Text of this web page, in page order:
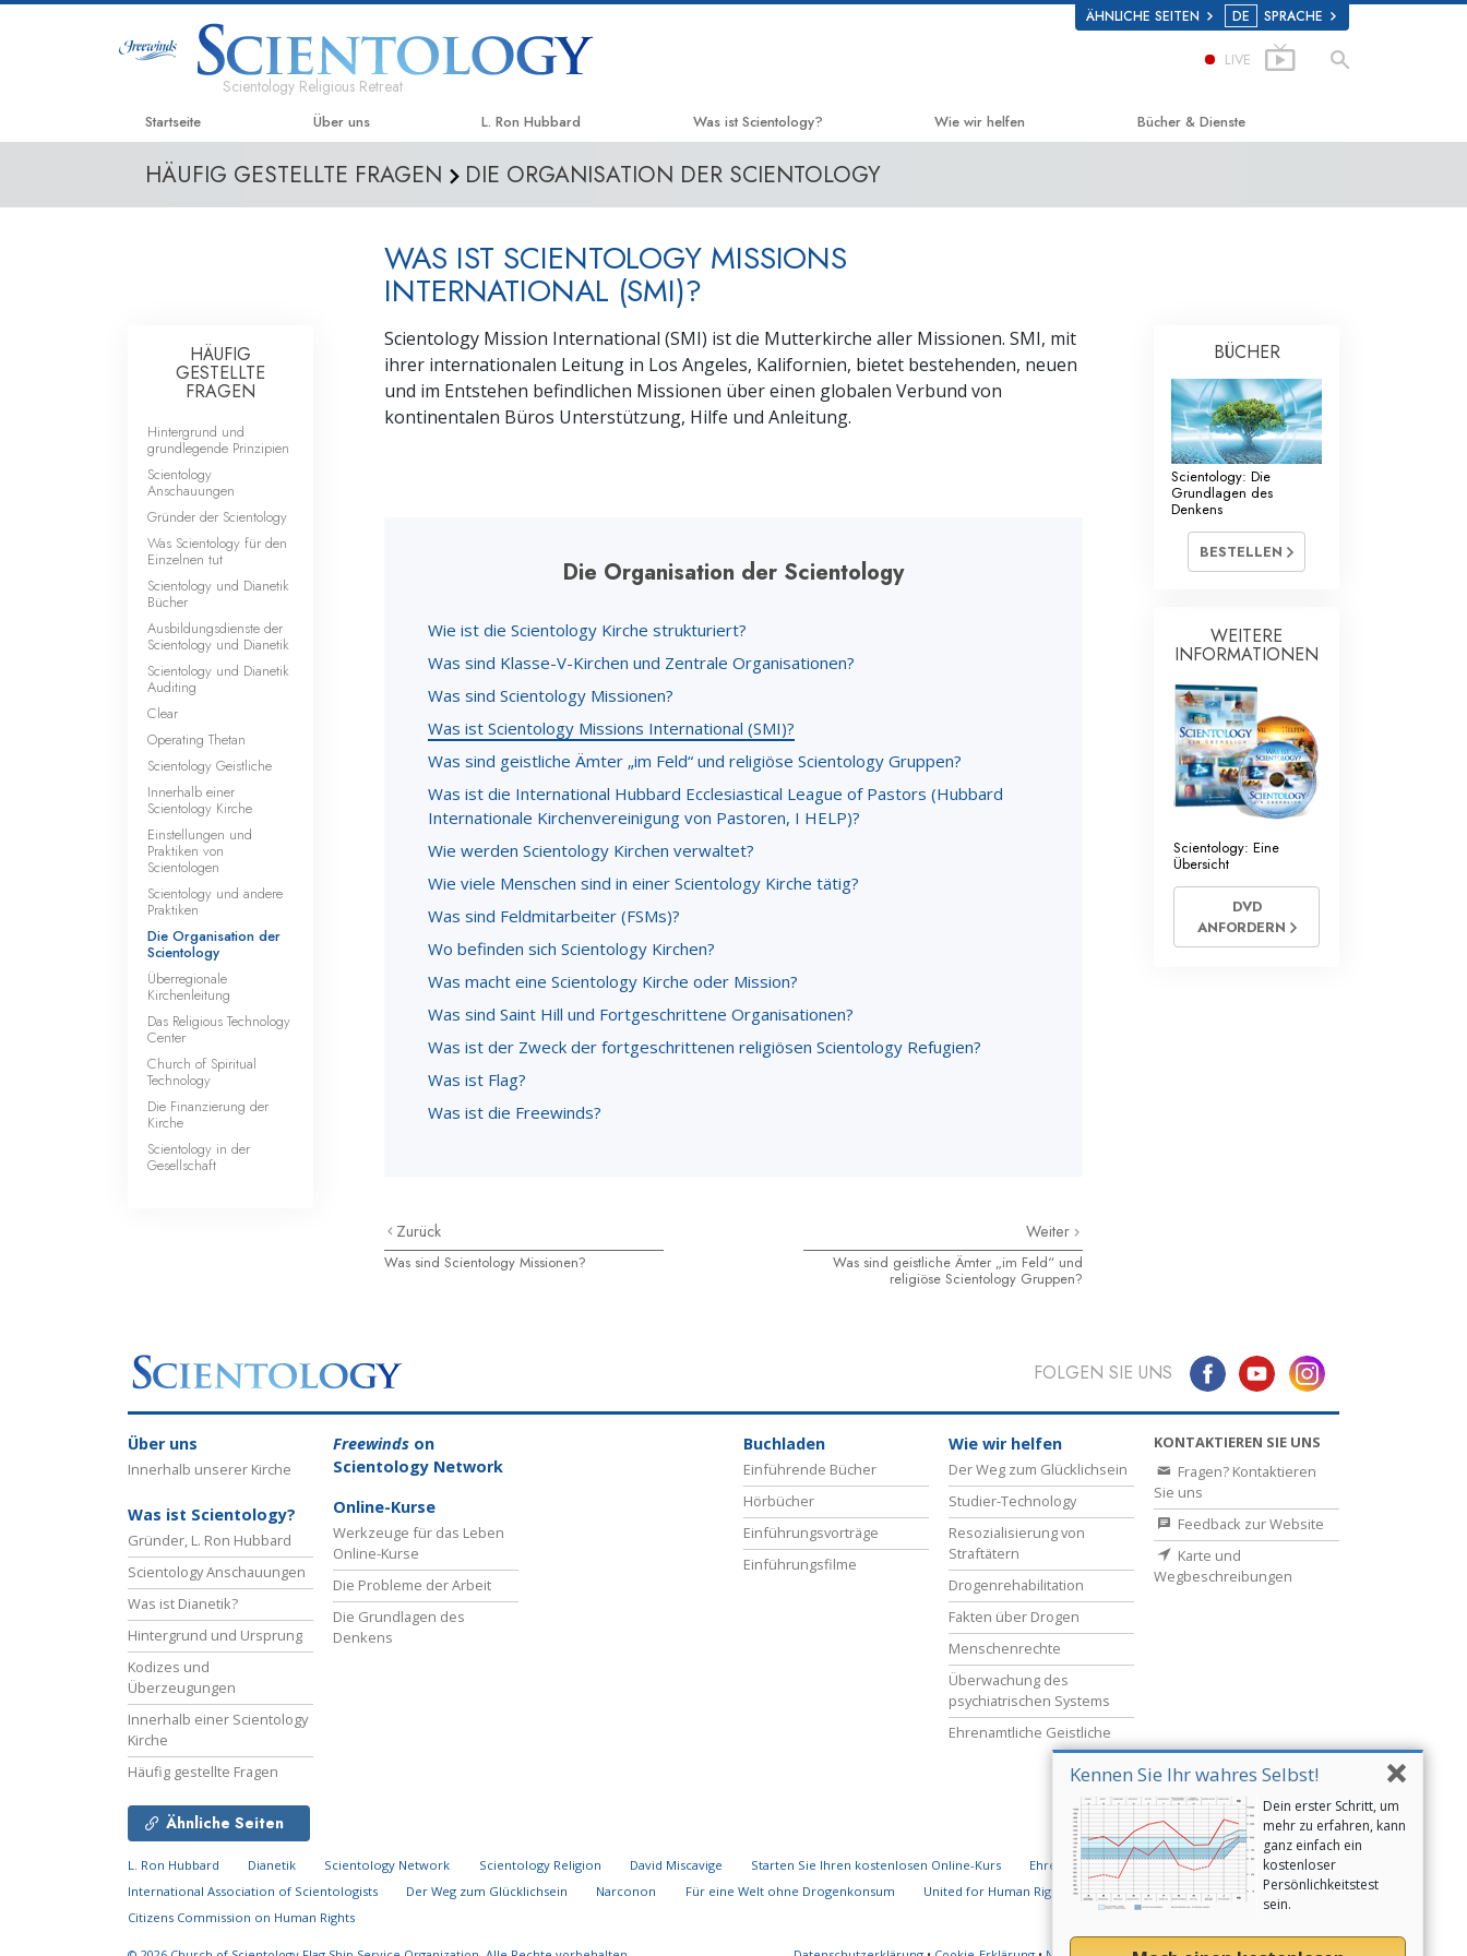
ÄHNLICHE SEITEN DE SPRACHE
Scientology Religious Retreat
LIVE
Startseite Über uns L. Ron Hubbard Was ist Scientology?
Anschauungen und Praxis
Was Scientologen über Scientology
sagen
Lernen Sie einen Scientologen kennen
Innerhalb einer Scientology Kirche
Die Grundprinzipien der Scientology
Wie wir helfen
Fakten über Drogen
United for Human Rights (Vereint für
Bücher & Dienste
Einführende Dienste
HÄUFIG GESTELLTE FRAGEN DIE ORGANISATION DER SCIENTOLOGY
WAS IST SCIENTOLOGY MISSIONS
INTERNATIONAL (SMI)?
Scientology Mission International (SMI) ist die Mutterkirche aller Missionen. SMI, mit
ihrer internationalen Leitung in Los Angeles, Kalifornien, bietet bestehenden, neuen
und im Entstehen befindlichen Missionen über einen globalen Verbund von
kontinentalen Büros Unterstützung, Hilfe und Anleitung.
Die Organisation der Scientology
Wie ist die Scientology Kirche strukturiert?
Was sind Klasse-V-Kirchen und Zentrale Organisationen?
Was sind Scientology Missionen?
Was ist Scientology Missions International (SMI)?
Was sind geistliche Ämter „im Feld“ und religiöse Scientology Gruppen?
Was ist die International Hubbard Ecclesiastical League of Pastors (Hubbard
Internationale Kirchenvereinigung von Pastoren, I HELP)?
Wie werden Scientology Kirchen verwaltet?
Wie viele Menschen sind in einer Scientology Kirche tätig?
Was sind Feldmitarbeiter (FSMs)?
Wo befinden sich Scientology Kirchen?
Was macht eine Scientology Kirche oder Mission?
Was sind Saint Hill und Fortgeschrittene Organisationen?
Was ist der Zweck der fortgeschrittenen religiösen Scientology Refugien?
Was ist Flag?
Was ist die Freewinds?
Zurück
Was sind Scientology Missionen?
Weiter
Was sind geistliche Ämter „im Feld“ und
religiöse Scientology Gruppen?
HÄUFIG
GESTELLTE
FRAGEN
Hintergrund und
grundlegende Prinzipien
Scientology
Anschauungen
Gründer der Scientology
Was Scientology für den
Einzelnen tut
Scientology und Dianetik
Bücher
Ausbildungsdienste der
Scientology und Dianetik
Scientology und Dianetik
Auditing
Clear
Operating Thetan
Scientology Geistliche
Innerhalb einer
Scientology Kirche
Einstellungen und
Praktiken von
Scientologen
Scientology und andere
Praktiken
Die Organisation der
Scientology
Überregionale
Kirchenleitung
Das Religious Technology
Center
Church of Spiritual
Technology
Die Finanzierung der
Kirche
Scientology in der
Gesellschaft
BÜCHER
Scientology: Die
Grundlagen des
Denkens
BESTELLEN
WEITERE
INFORMATIONEN
Scientology: Eine
Übersicht
DVD
ANFORDERN
Kennen Sie Ihr wahres Selbst!
Dein erster Schritt, um
mehr zu erfahren, kann
ganz einfach ein
kostenloser
Persönlichkeitstest
sein.
FOLGEN SIE UNS
Über uns
Innerhalb unserer Kirche
Was ist Scientology?
Gründer, L. Ron Hubbard
Scientology Anschauungen
Was ist Dianetik?
Hintergrund und Ursprung
Kodizes und
Überzeugungen
Innerhalb einer Scientology
Kirche
Häufig gestellte Fragen
Freewinds on
Scientology Network
Online-Kurse
Werkzeuge für das Leben
Online-Kurse
Die Probleme der Arbeit
Die Grundlagen des
Denkens
Buchladen
Einführende Bücher
Hörbücher
Einführungsvorträge
Einführungsfilme
Wie wir helfen
Der Weg zum Glücklichsein
Studier-Technology
Resozialisierung von
Straftätern
Drogenrehabilitation
Fakten über Drogen
Menschenrechte
Überwachung des
psychiatrischen Systems
Ehrenamtliche Geistliche
KONTAKTIEREN SIE UNS
Fragen? Kontaktieren
Sie uns
Feedback zur Website
Karte und
Wegbeschreibungen
Ähnliche Seiten
L. Ron Hubbard Dianetik Scientology Network Scientology Religion David Miscavige Starten Sie Ihren kostenlosen Online-Kurs
Ehrenamtliche Geistliche der Scientology
International Association of Scientologists
Der Weg zum Glücklichsein Narconon Für eine Welt ohne Drogenkonsum United for Human Rights
Youth for Human Rights
Citizens Commission on Human Rights